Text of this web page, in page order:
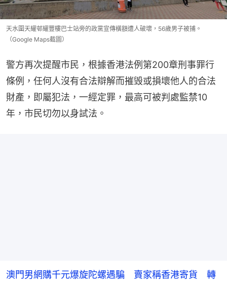
天水圍天耀邨耀豐樓巴士站旁的政黨宣傳橫額遭人破壞，56歲男子被捕。
（Google Maps截圖）
警方再次提醒市民，根據香港法例第200章刑事罪行
條例，任何人沒有合法辯解而摧毁或損壞他人的合法
財產，即屬犯法，一經定罪，最高可被判處監禁10
年，市民切勿以身試法。
澳門男網購千元爆旋陀螺遇騙 賣家稱香港寄貨 轉